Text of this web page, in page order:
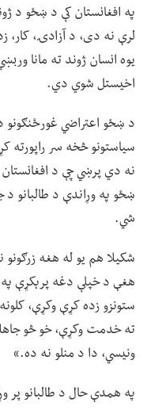
په افغانستان کې د ښځو د
لرې نه دی، د آزادۍ، کار،
یوه انسان ژوند ته مانا
اخیستل شوي دي.
د ښځو اعتراضي
سیاستونو څخه سر راپورته
نه دي پرښي چې د
ښځو په وړاندې د طالبانو
شي.
شکیلا هم یو له هغه زرګونو
هغې د خپلې دغه پرېکړې
ستونزو زده کړې وکړې،
ته خدمت وکړې، خو څو
ونیسي، دا د منلو نه ده.»
په همدې حال د طالبانو پر